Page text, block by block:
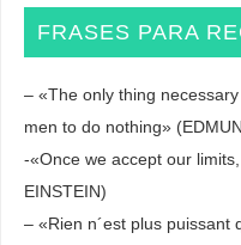
FRASES PARA
– «The only thing
men to do nothing»
-«Once we accept our
EINSTEIN)
– «Rien n´est plus puissant